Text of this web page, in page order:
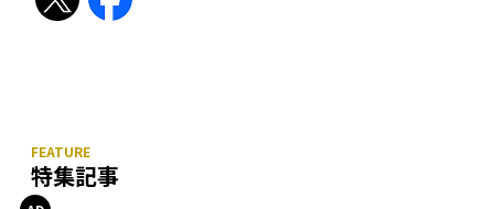
特集記事